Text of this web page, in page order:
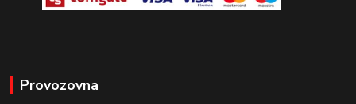
Provozovna